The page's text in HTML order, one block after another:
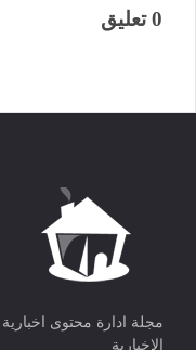
0 تعليق
مجلة ادارة محتوى
الاخبارية